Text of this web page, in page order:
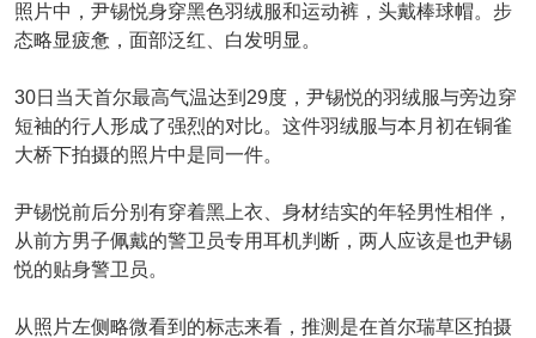
照片中，尹锡悦身穿黑色羽绒服和运动裤，头戴棒球帽。步
态略显疲惫，面部泛红、白发明显。
30日当天首尔最高气温达到29度，尹锡悦的羽绒服与旁边穿
短袖的行人形成了强烈的对比。这件羽绒服与本月初在铜雀
大桥下拍摄的照片中是同一件。
尹锡悦前后分别有穿着黑上衣、身材结实的年轻男性相伴，
从前方男子佩戴的警卫员专用耳机判断，两人应该是也尹锡
悦的贴身警卫员。
从照片左侧略微看到的标志来看，推测是在首尔瑞草区拍摄